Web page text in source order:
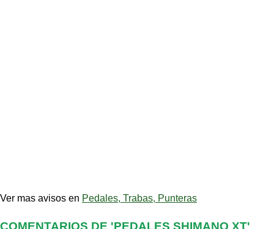
Ver mas avisos en Pedales, Trabas, Punteras
COMENTARIOS DE 'PEDALES SHIMANO XT'